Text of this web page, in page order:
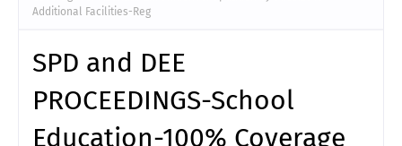
Additional Facilities-Reg
SPD and DEE
PROCEEDINGS-School
Education-100% Coverage